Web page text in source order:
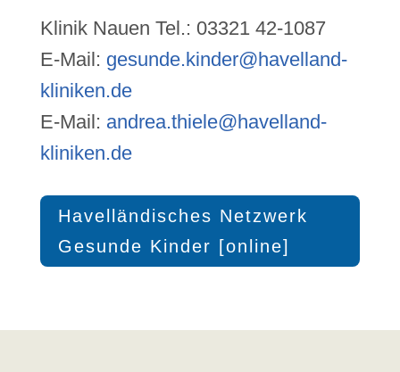
Klinik Nauen Tel.: 03321 42-1087
E-Mail: gesunde.kinder@havelland-
kliniken.de
E-Mail: andrea.thiele@havelland-
kliniken.de
Havelländisches Netzwerk
Gesunde Kinder [online]